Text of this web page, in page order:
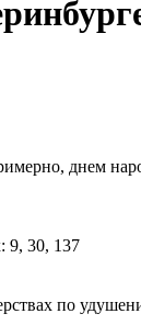
днем
по